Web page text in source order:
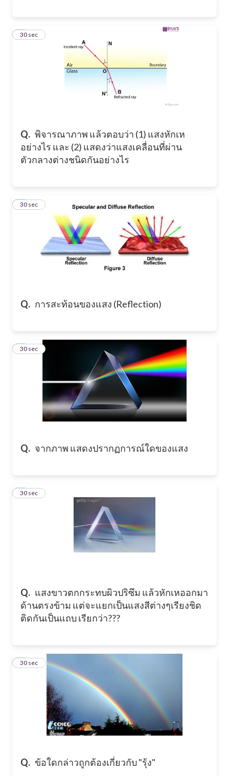
Q. พิจารณาภาพ แล้วตอบว่า (1) แสงหักเห
อย่างไร และ (2) แสดงว่าแสงเคลื่อนที่ผ่าน
ตัวกลางต่างชนิดกันอย่างไร
4
30 sec
Q. การสะท้อนของแสง (Reflection)
5
30 sec
Q. จากภาพ แสดงปรากฏการณ์ใดของแสง
6
30 sec
Q. แสงขาวตกกระทบผิวปริซึม แล้วหักเหออกมา
ด้านตรงข้าม แต่จะแยกเป็นแสงสีต่างๆเรียงชิด
ติดกันเป็นแถบ เรียกว่า???
7
30 sec
Q. ข้อใดกล่าวถูกต้องเกี่ยวกับ "รุ้ง"
8
30 sec